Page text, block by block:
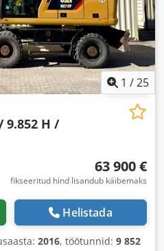
1 /25
9.852 H /
63 900 €
fikseeritud hind lisandub käibemaks
Helistada
2016, töötunnid: 9 852